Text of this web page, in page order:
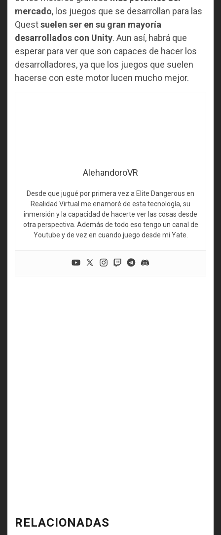
mercado, los juegos que se desarrollan para las
Questsuelen ser en su gran mayoría
desarrollados con Unity. Aun así, habrá que
esperar para ver que son capaces de hacer los
desarrolladores, ya que los juegos que suelen
hacerse con este motor lucen mucho mejor.
AlehandoroVR
Desde que jugué por primera vez a Elite Dangerous en
Realidad Virtual me enamoré de esta tecnología, su
inmersión y la capacidad de hacerte ver las cosas desde
otra perspectiva. Además de todo eso tengo un canal de
Youtube y de vez en cuando juego desde mi Yate.
RELACIONADAS